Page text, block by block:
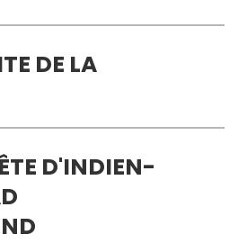
DE LA
D'INDIEN-